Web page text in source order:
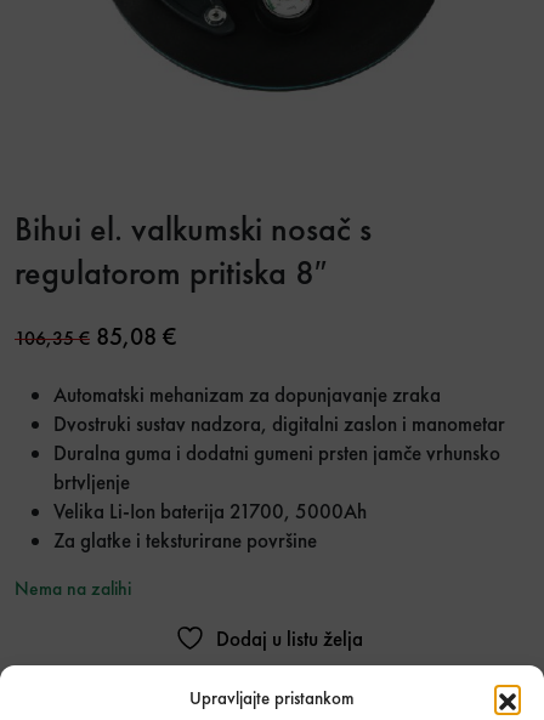
Upravljajte pristankom
Bihui el. valkumski nosač s
regulatorom pritiska 8″
106,35€ Original price was: 106,35 €.
85,08 €Current price is: 85,08 €.
Automatski mehanizam za dopunjavanje zraka
Dvostruki sustav nadzora, digitalni zaslon i manometar
Duralna guma i dodatni gumeni prsten jamče vrhunsko
brtvljenje
Velika Li-Ion baterija 21700, 5000Ah
Za glatke i teksturirane površine
Nema na zalihi
Dodaj u listu želja